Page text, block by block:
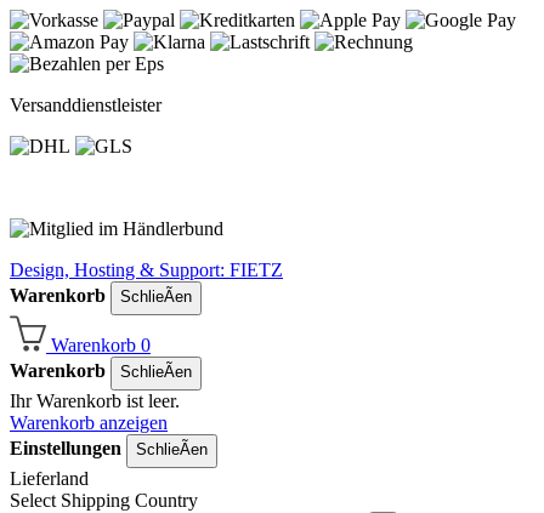
Versanddienstleister
Design, Hosting & Support: FIETZ
Warenkorb
SchlieÃen
Warenkorb 0
Warenkorb
SchlieÃen
Ihr Warenkorb ist leer.
Warenkorb anzeigen
Einstellungen
SchlieÃen
Lieferland
Select Shipping Country